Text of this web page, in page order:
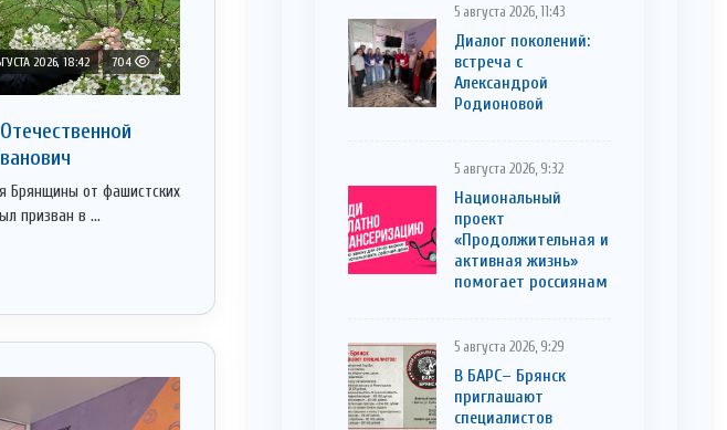
2026, 18:42 704
Брянщины от фашистских
призван в ...
5 августа 2026, 11:43
Диалог поколений:
встреча с
Александрой
Родионовой
5 августа 2026, 9:32
Национальный
проект
«Продолжительная и
активная жизнь»
помогает россиянам
5 августа 2026, 9:29
В БАРС– Брянcк
приглaшают
cпециaлистoв